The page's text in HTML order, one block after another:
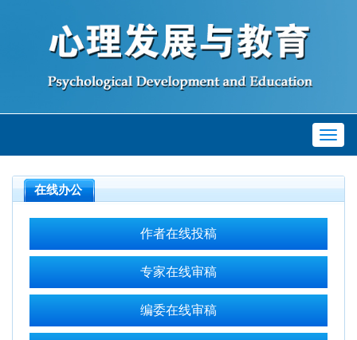
在线办公
作者在线投稿
专家在线审稿
编委在线审稿